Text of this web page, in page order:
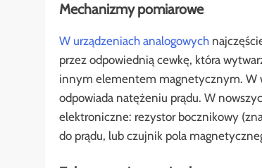
Mechanizmy pomiarowe
W urządzeniach analogowych
przez odpowiednią cewkę, która
innym elementem magnetycznym. W
odpowiada natężeniu prądu. W
elektroniczne: rezystor bocznikowy
do prądu, lub czujnik pola